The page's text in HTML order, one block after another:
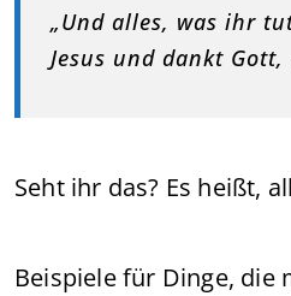
„Und alles, was ihr
Jesus und dankt
Seht ihr das? Es heißt,
Beispiele für Dinge, die